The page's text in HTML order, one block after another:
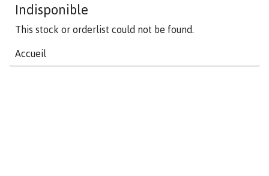
Indisponible
This stock or orderlist could not be found.
Accueil